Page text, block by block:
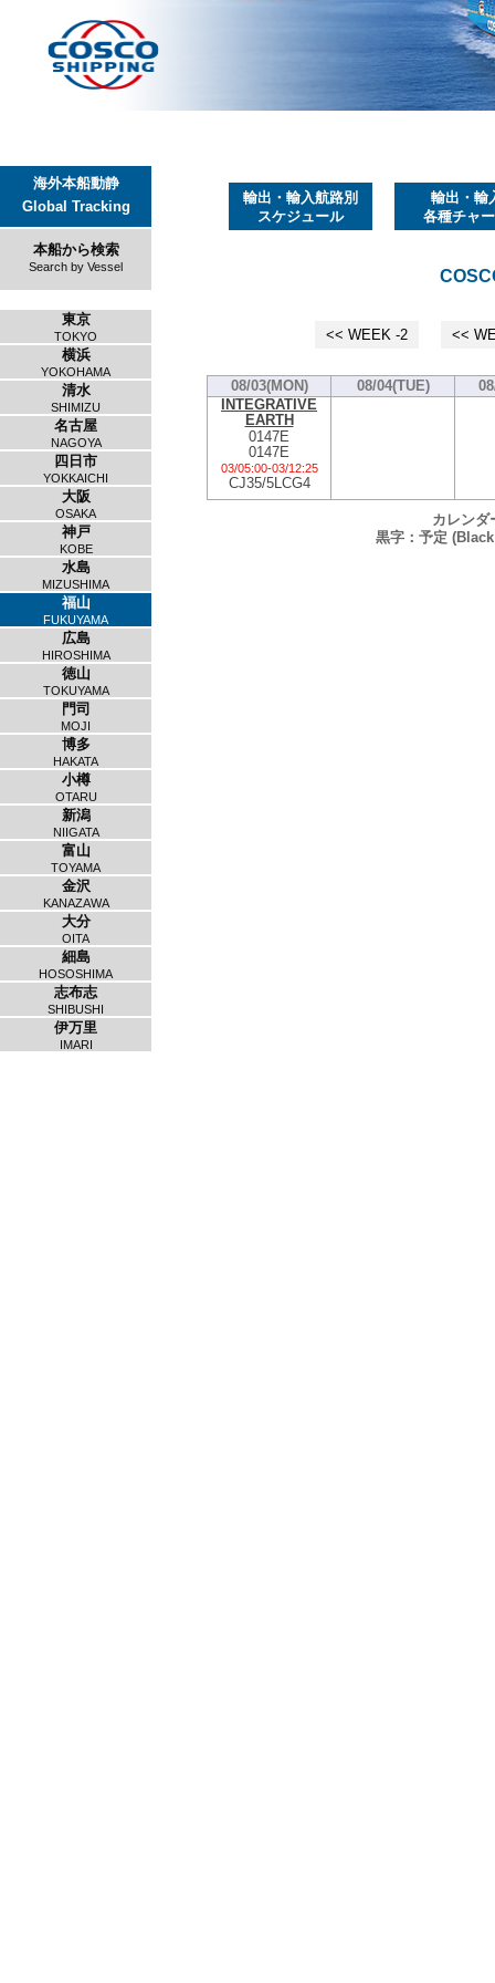
海外本船動静
Global Tracking
本船から検索
Search by Vessel
東京
TOKYO
横浜
YOKOHAMA
清水
SHIMIZU
名古屋
NAGOYA
四日市
YOKKAICHI
大阪
OSAKA
神戸
KOBE
水島
MIZUSHIMA
福山
FUKUYAMA
広島
HIROSHIMA
徳山
TOKUYAMA
門司
MOJI
博多
HAKATA
小樽
OTARU
新潟
NIIGATA
富山
TOYAMA
金沢
KANAZAWA
大分
OITA
細島
HOSOSHIMA
志布志
SHIBUSHI
伊万里
IMARI
輸出・輸入航路別
スケジュール
輸出・輸
各種チャ
<< WEEK -2 <<
08/03(MON) 08/04(TUE)
INTEGRATIVE
EARTH
0147E
0147E
03/05:00-03/12:25
CJ35/5LCG4
カレンダ
黒字：予定